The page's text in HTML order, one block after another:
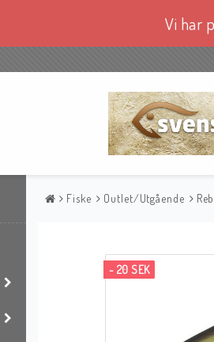
Vi har
Fiske Outlet/Utgående
- 20 SEK